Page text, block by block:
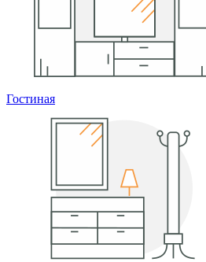
Гостиная